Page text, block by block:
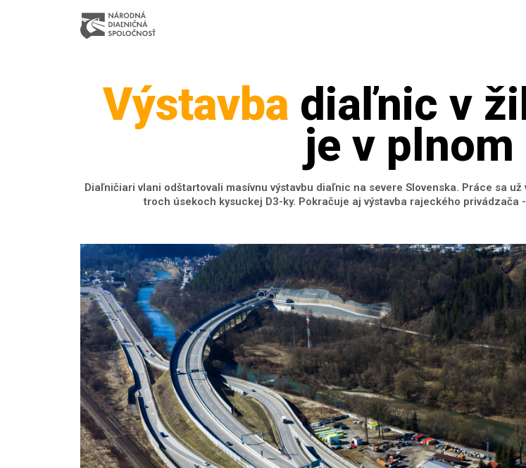
Výstavba diaľnic v
je v
Diaľničiari vlani odštartovali masívnu výstavbu diaľnic na severe Slovenska. Práce sa
troch úsekoch kysuckej D3-ky. Pokračuje aj výstavba rajeckého